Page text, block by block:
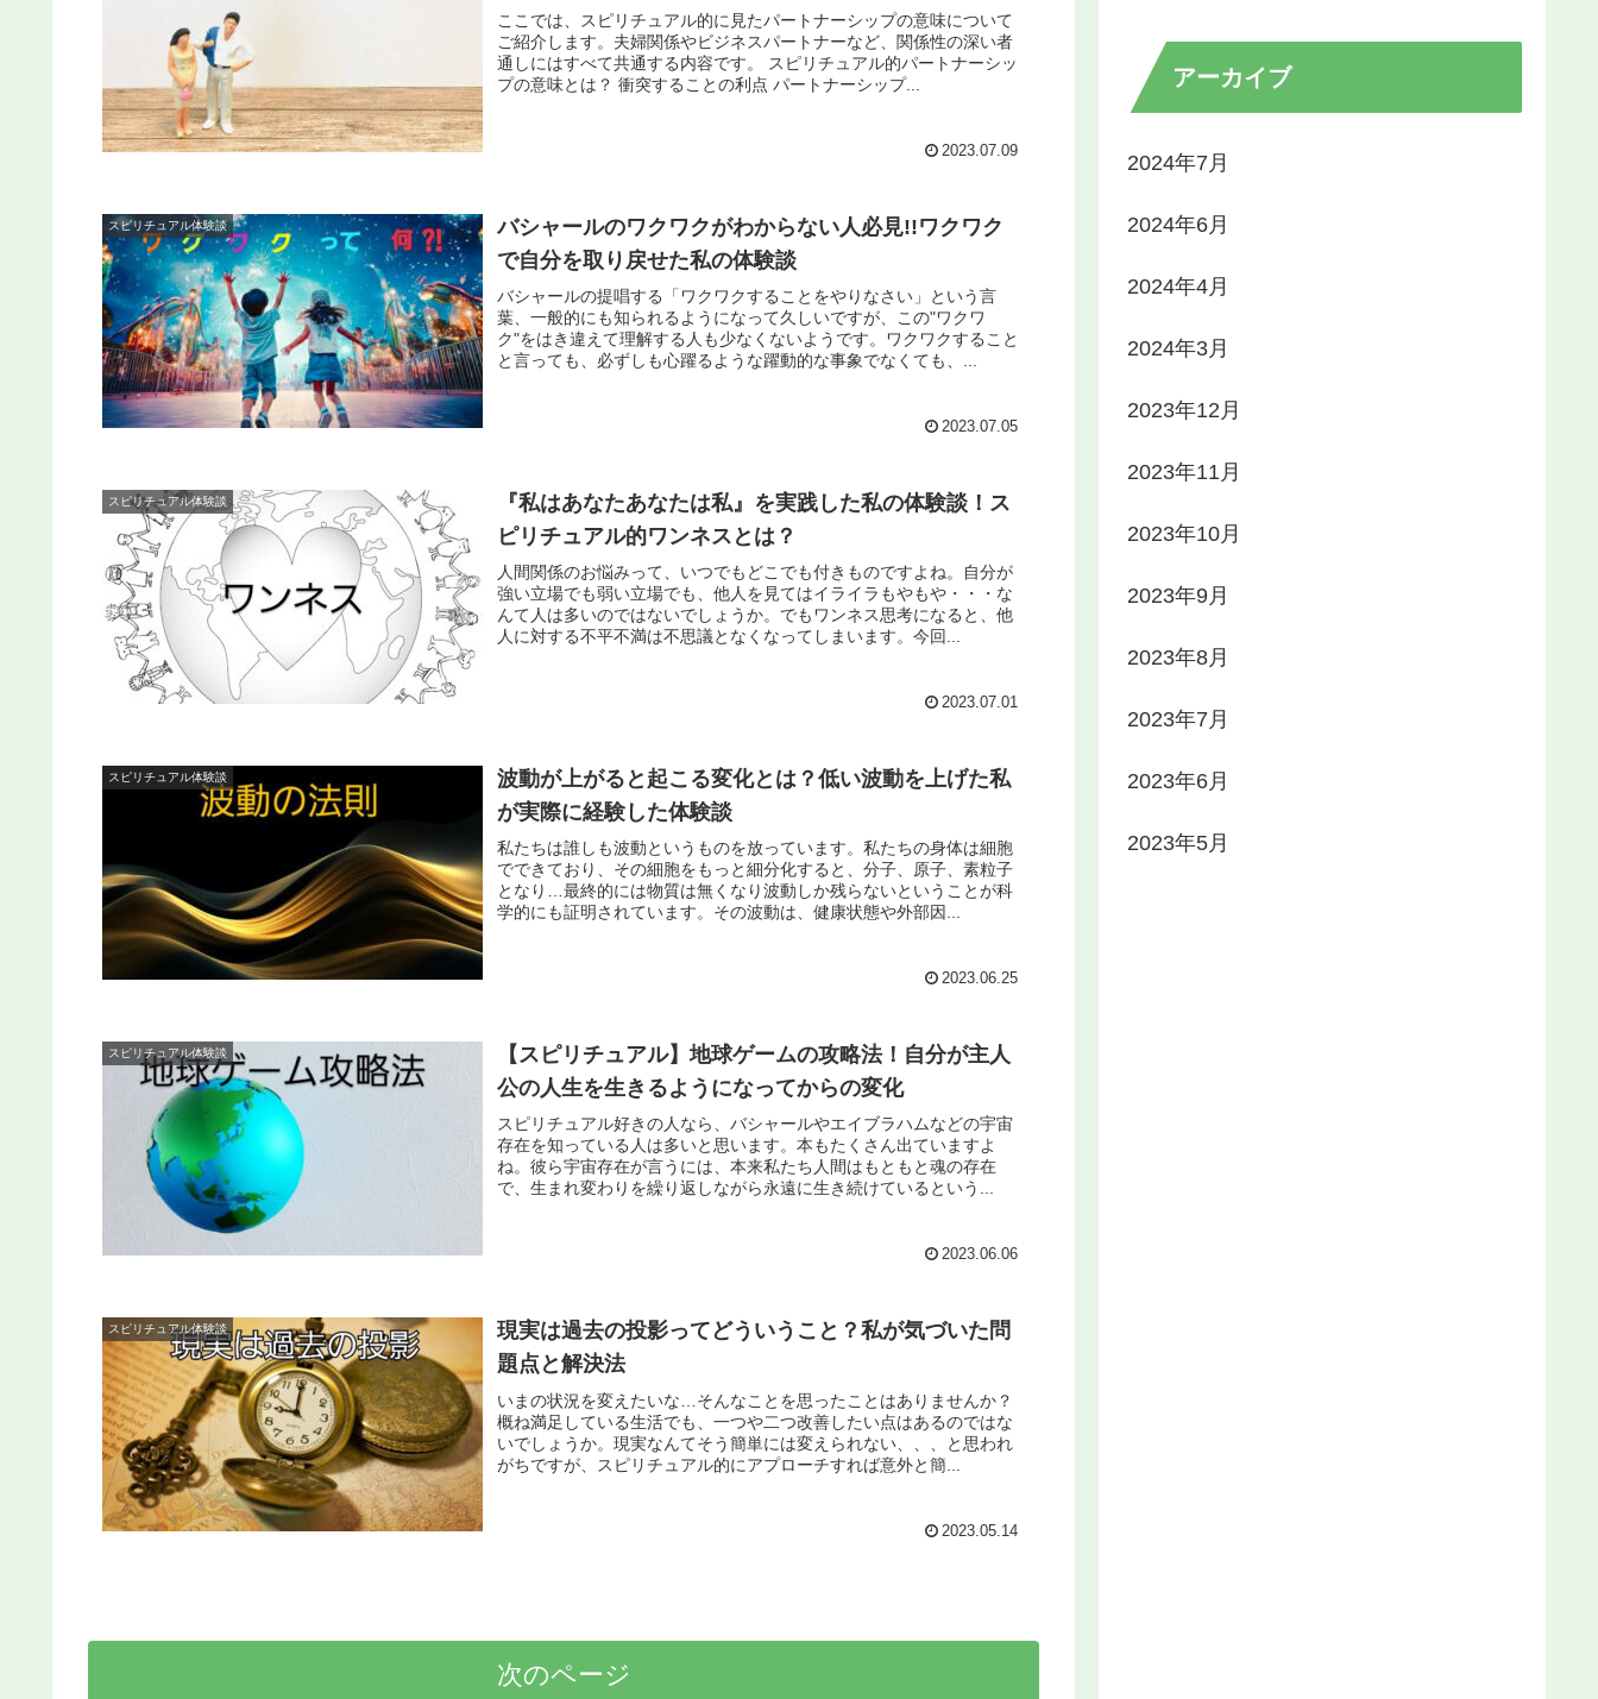
ここでは、スピリチュアル的に見たパートナーシップの意味について
ご紹介します。夫婦関係やビジネスパートナーなど、関係性の深い者
通しにはすべて共通する内容です。 スピリチュアル的パートナーシッ
プの意味とは？ 衝突することの利点 パートナーシップ...
2023.07.09
スピリチュアル体験談
バシャールのワクワクがわからない人必見!!ワクワク
で自分を取り戻せた私の体験談
バシャールの提唱する「ワクワクすることをやりなさい」という言
葉、一般的にも知られるようになって久しいですが、この"ワクワ
ク"をはき違えて理解する人も少なくないようです。ワクワクすること
と言っても、必ずしも心躍るような躍動的な事象でなくても、...
2023.07.05
スピリチュアル体験談
『私はあなたあなたは私』を実践した私の体験談！ス
ピリチュアル的ワンネスとは？
人間関係のお悩みって、いつでもどこでも付きものですよね。自分が
強い立場でも弱い立場でも、他人を見てはイライラもやもや・・・な
んて人は多いのではないでしょうか。でもワンネス思考になると、他
人に対する不平不満は不思議となくなってしまいます。今回...
2023.07.01
スピリチュアル体験談
波動が上がると起こる変化とは？低い波動を上げた私
が実際に経験した体験談
私たちは誰しも波動というものを放っています。私たちの身体は細胞
でできており、その細胞をもっと細分化すると、分子、原子、素粒子
となり…最終的には物質は無くなり波動しか残らないということが科
学的にも証明されています。その波動は、健康状態や外部因...
2023.06.25
スピリチュアル体験談
【スピリチュアル】地球ゲームの攻略法！自分が主人
公の人生を生きるようになってからの変化
スピリチュアル好きの人なら、バシャールやエイブラハムなどの宇宙
存在を知っている人は多いと思います。本もたくさん出ていますよ
ね。彼ら宇宙存在が言うには、本来私たち人間はもともと魂の存在
で、生まれ変わりを繰り返しながら永遠に生き続けているという...
2023.06.06
スピリチュアル体験談
現実は過去の投影ってどういうこと？私が気づいた問
題点と解決法
いまの状況を変えたいな…そんなことを思ったことはありませんか？
概ね満足している生活でも、一つや二つ改善したい点はあるのではな
いでしょうか。現実なんてそう簡単には変えられない、、、と思われ
がちですが、スピリチュアル的にアプローチすれば意外と簡...
2023.05.14
次のページ
アーカイブ
2024年7月
2024年6月
2024年4月
2024年3月
2023年12月
2023年11月
2023年10月
2023年9月
2023年8月
2023年7月
2023年6月
2023年5月